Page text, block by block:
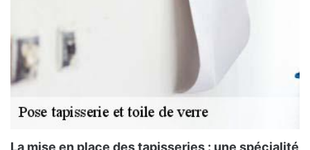
La mise en place des tapisseries : une spécialité